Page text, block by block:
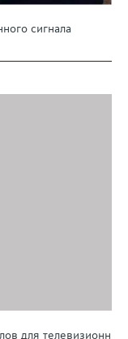
сигнала
для телевизионн